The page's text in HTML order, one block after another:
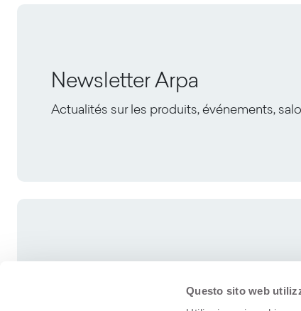
Questo sito web
Newsletter Arpa
Actualités sur les produits, événements,